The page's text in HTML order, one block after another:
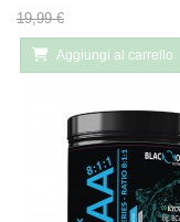
19,99 €
Aggiungi al carrello